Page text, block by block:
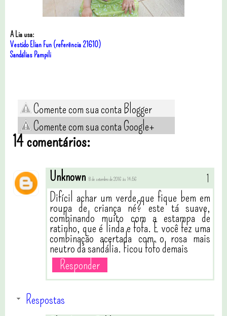
A Lia usa:
Vestido Elian Fun (referência 21610)
Sandálias Pampili
Comente com sua conta Blogger
Comente com sua conta Google+
14 comentários:
Unknown 8 de setembro de 2016 às 14:56
Difícil achar um verde que fique bem em
roupa de criança né? este tá suave,
combinando muito com a estampa de
ratinho, que é linda e fofa. E você fez uma
combinação acertada com o rosa mais
neutro da sandália. Ficou fofo demais
Responder
Respostas